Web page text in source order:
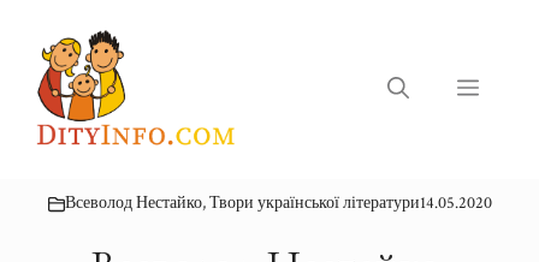
вмісту
Меню
Всеволод Нестайко,Твори української літератури14.05.2020